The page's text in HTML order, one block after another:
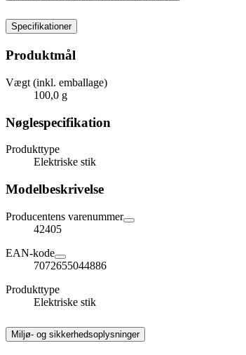
Specifikationer
Produktmål
Vægt (inkl. emballage)
100,0 g
Nøglespecifikation
Produkttype
Elektriske stik
Modelbeskrivelse
Producentens varenummer
42405
EAN-kode
7072655044886
Produkttype
Elektriske stik
Miljø- og sikkerhedsoplysninger